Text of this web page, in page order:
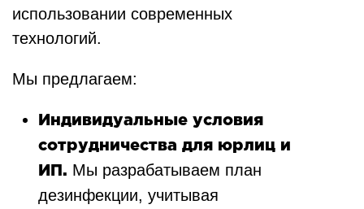
использовании современных
технологий.
Мы предлагаем:
Индивидуальные условия
сотрудничества для юрлиц и
ИП. Мы разрабатываем план
дезинфекции, учитывая